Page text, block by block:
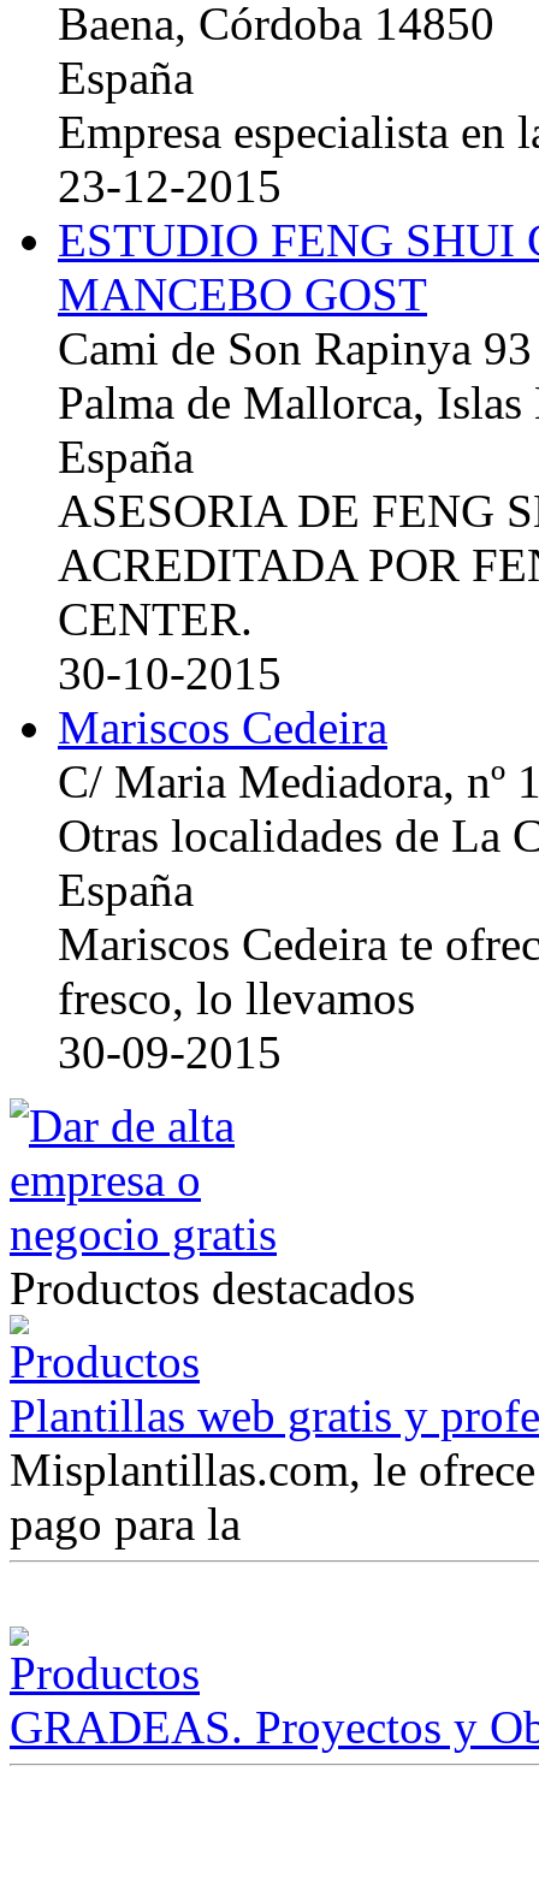
Baena, Córdoba 14850
España
Empresa especialista en
23-12-2015
ESTUDIO FENG
MANCEBO GOST
Cami de Son Rapinya 93
Palma de Mallorca, Islas
España
ASESORIA DE FENG
ACREDITADA POR
CENTER.
30-10-2015
Mariscos Cedeira
C/ Maria Mediadora, nº
Otras localidades de La
España
Mariscos Cedeira te
fresco, lo llevamos
30-09-2015
Productos destacados
Plantillas web gratis y
Misplantillas.com, le
pago para la
GRADEAS. Proyectos y